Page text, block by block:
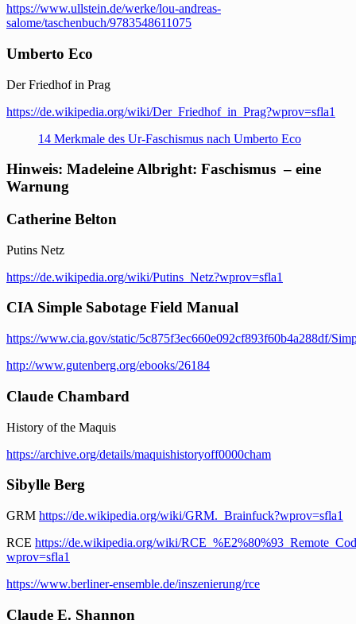
https://www.ullstein.de/werke/lou-andreas-
salome/taschenbuch/9783548611075
Umberto Eco
Der Friedhof in Prag
https://de.wikipedia.org/wiki/Der_Friedhof_in_Prag?wprov=sfla1
14 Merkmale des Ur-Faschismus nach Umberto Eco
Hinweis: Madeleine Albright: Faschismus – eine
Warnung
Catherine Belton
Putins Netz
https://de.wikipedia.org/wiki/Putins_Netz?wprov=sfla1
CIA Simple Sabotage Field Manual
https://www.cia.gov/static/5c875f3ec660e092cf893f60b4a288df/
http://www.gutenberg.org/ebooks/26184
Claude Chambard
History of the Maquis
https://archive.org/details/maquishistoryoff0000cham
Sibylle Berg
GRM https://de.wikipedia.org/wiki/GRM._Brainfuck?wprov=sfla1
RCE https://de.wikipedia.org/wiki/
wprov=sfla1
https://www.berliner-ensemble.de/inszenierung/rce
Claude E. Shannon